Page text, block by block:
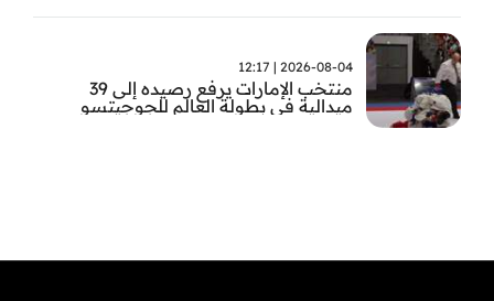
2026-08-04 | 12:17
منتخب الإمارات يرفع رصيده إلى 39
ميدالية في بطولة العالم للجوجيتسو